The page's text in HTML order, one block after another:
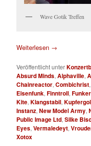
Wave Gotik Treffen
Weiterlesen →
Veröffentlicht unter
Absurd Minds,Alphaville,
Chainreactor,Combichrist
Eisenfunk,Finntroll,
Kite,Klangstabil,
Instanz,New Model Army,
Public Image Ltd,Silke
Eyes,Vermaledeyt,
Xotox